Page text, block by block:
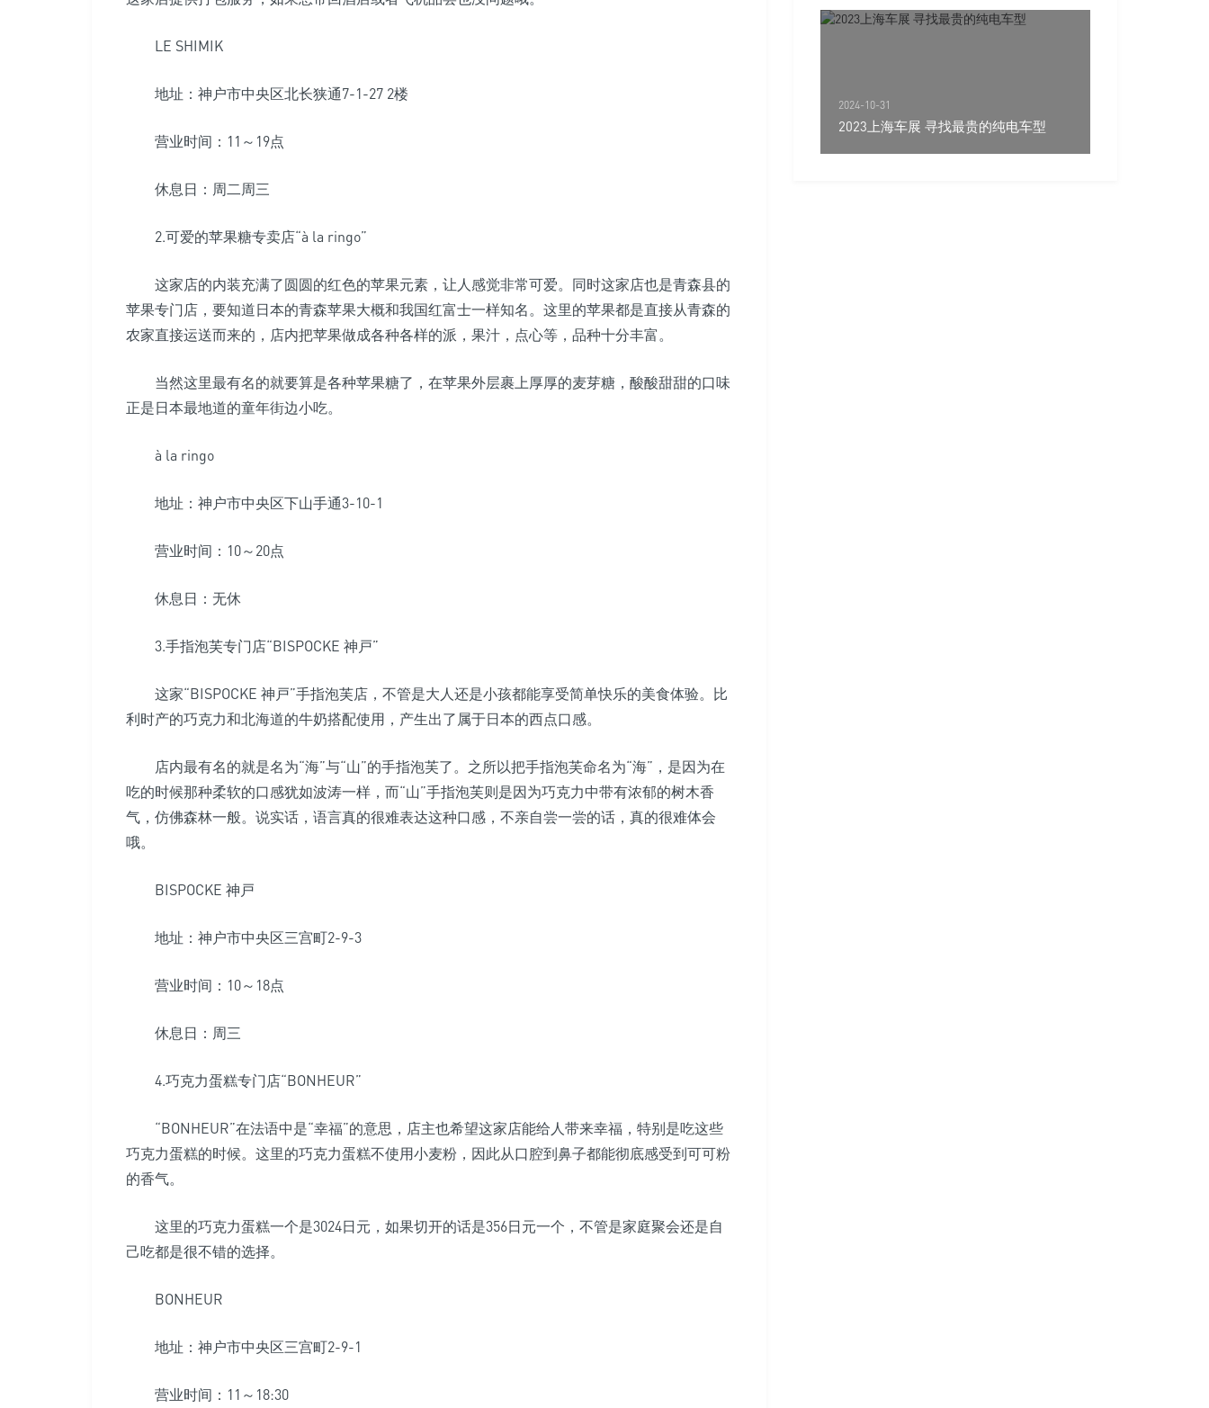
LE SHIMIK
地址：神户市中央区北长狭通7-1-27 2楼
营业时间：11～19点
休息日：周二周三
2.可爱的苹果糖专卖店“à la ringo”
这家店的内装充满了圆圆的红色的苹果元素，让人感觉非常可爱。同时这家店也是青森县的
苹果专门店，要知道日本的青森苹果大概和我国红富士一样知名。这里的苹果都是直接从青森的
农家直接运送而来的，店内把苹果做成各种各样的派，果汁，点心等，品种十分丰富。
当然这里最有名的就要算是各种苹果糖了，在苹果外层裹上厚厚的麦芽糖，酸酸甜甜的口味
正是日本最地道的童年街边小吃。
à la ringo
地址：神户市中央区下山手通3-10-1
营业时间：10～20点
休息日：无休
3.手指泡芙专门店“BISPOCKE 神戸”
这家“BISPOCKE 神戸”手指泡芙店，不管是大人还是小孩都能享受简单快乐的美食体验。比
利时产的巧克力和北海道的牛奶搭配使用，产生出了属于日本的西点口感。
店内最有名的就是名为“海”与“山”的手指泡芙了。之所以把手指泡芙命名为“海”，是因为在
吃的时候那种柔软的口感犹如波涛一样，而“山”手指泡芙则是因为巧克力中带有浓郁的树木香
气，仿佛森林一般。说实话，语言真的很难表达这种口感，不亲自尝一尝的话，真的很难体会
哦。
BISPOCKE 神戸
地址：神户市中央区三宫町2-9-3
营业时间：10～18点
休息日：周三
4.巧克力蛋糕专门店“BONHEUR”
“BONHEUR”在法语中是“幸福”的意思，店主也希望这家店能给人带来幸福，特别是吃这些
巧克力蛋糕的时候。这里的巧克力蛋糕不使用小麦粉，因此从口腔到鼻子都能彻底感受到可可粉
的香气。
这里的巧克力蛋糕一个是3024日元，如果切开的话是356日元一个，不管是家庭聚会还是自
己吃都是很不错的选择。
BONHEUR
地址：神户市中央区三宫町2-9-1
营业时间：11～18:30
2024-10-31
2023上海车展 寻找最贵的纯电车型